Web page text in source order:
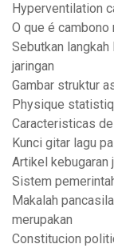
Hyperventilation
O que é cambono
Sebutkan
jaringan
Gambar struktur
Physique
Caracteristicas
Kunci gitar lagu
Artikel kebugaran
Sistem
Makalah
merupakan
Constitucion